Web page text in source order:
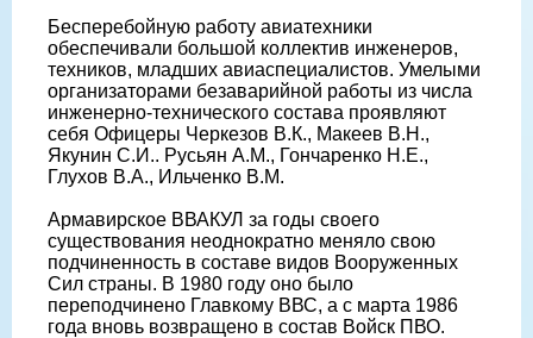
Бесперебойную работу авиатехники
обеспечивали большой коллектив инженеров,
техников, младших авиаспециалистов. Умелыми
организаторами безаварийной работы из числа
инженерно-технического состава проявляют
себя Офицеры Черкезов В.К., Макеев В.Н.,
Якунин С.И.. Русьян А.М., Гончаренко Н.Е.,
Глухов В.А., Ильченко В.М.
Армавирское ВВАКУЛ за годы своего
существования неоднократно меняло свою
подчиненность в составе видов Вооруженных
Сил страны. В 1980 году оно было
переподчинено Главкому ВВС, а с марта 1986
года вновь возвращено в состав Войск ПВО.